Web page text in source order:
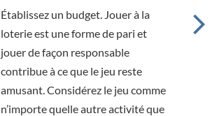
Établissez un budget. Jouer à la
loterie est une forme de pari et
jouer de façon responsable
contribue à ce que le jeu reste
amusant. Considérez le jeu comme
n’importe quelle autre activité que
2